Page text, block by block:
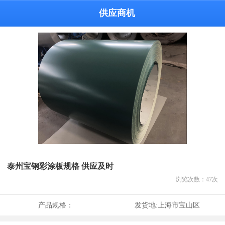
供应商机
泰州宝钢彩涂板规格 供应及时
浏览次数： 47次
产品规格： 发货地:上海市宝山区